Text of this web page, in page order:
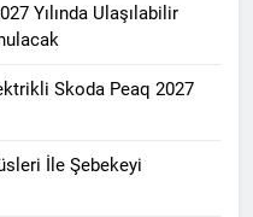
Yılında Ulaşılabilir
Skoda Peaq 2027
İle Şebekeyi